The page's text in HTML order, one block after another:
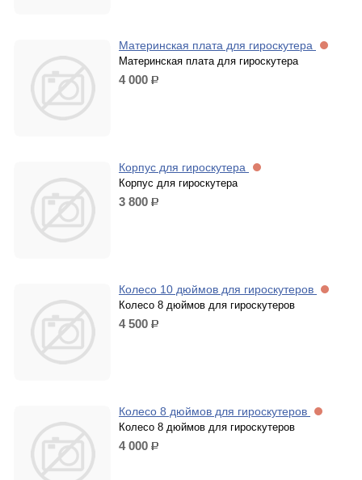
Материнская плата для гироскутера
Материнская плата для гироскутера
4 000 р.
Корпус для гироскутера
Корпус для гироскутера
3 800 р.
Колесо 10 дюймов для гироскутеров
Колесо 8 дюймов для гироскутеров
4 500 р.
Колесо 8 дюймов для гироскутеров
Колесо 8 дюймов для гироскутеров
4 000 р.